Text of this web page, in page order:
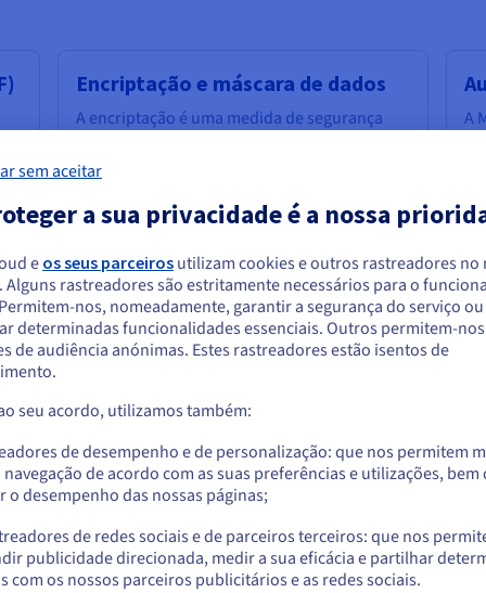
Encriptação e máscara de dados
A encriptação é uma medida de segurança
ao convertê-los para um formato ilegível. Isto
garante que mesmo que os hackers
intercetem a encriptação de dados, esta
permanece confidencial.A encriptaçãodos
repouso (armazenados em bases de dados
ou ficheiros) e em trânsito (transmitidos
através de redes).
As técnicas de mascaramento de dados
substituí-los por dados ficcionais que
mantêm o formato e as características dos
dados originais, mas que não revelam a
informação realmente sensível. Isto é
particularmente útil para ambientes de não
produção e cenários de teste.
A
que está localizado em Estados
encomendar a partir de Estados Unidos, terá de consultar e criar uma conta
do país em questão.
ao website do Estados Unidos
us.ovhcloud.com/
Inglês USD - $
ou
no website atual
sem aceitar
a sua privacidade é a nossa
eos seus parceiros utilizam cookies e outros rastreadores no
Alguns rastreadores são estritamente necessários para o
nos, nomeadamente, garantir a segurança do serviço ou
determinadas funcionalidades essenciais. Outros permitem-
de audiência anónimas. Estes rastreadores estão isentos de
seu acordo, utilizamos também:
de desempenho e de personalização: que nos permitem
navegação de acordo com as suas preferências e utilizações, bem
o desempenho das nossas páginas;
de redes sociais e de parceiros terceiros: que nos
publicidade direcionada, medir a sua eficácia e partilhar
com os nossos parceiros publicitários e as redes sociais.